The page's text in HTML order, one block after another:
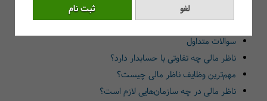
تاثیر ناظر مالی بر شفافیت و رشد کسب‌وکار
سوالات متداول
ناظر مالی چه تفاوتی با حسابدار دارد؟
مهم‌ترین وظایف ناظر مالی چیست؟
ناظر مالی در چه سازمان‌هایی لازم است؟